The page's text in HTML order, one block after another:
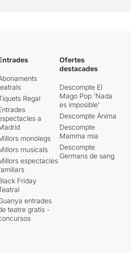
Regal
a
monòlegs
musicals
espectacles
Friday
entrades
teatre gratis -
Ofertes
destacades
Descompte El
Mago Pop 'Nada
es imposible'
Descompte Ànima
Descompte
Mamma mia
Descompte
Germans de sang